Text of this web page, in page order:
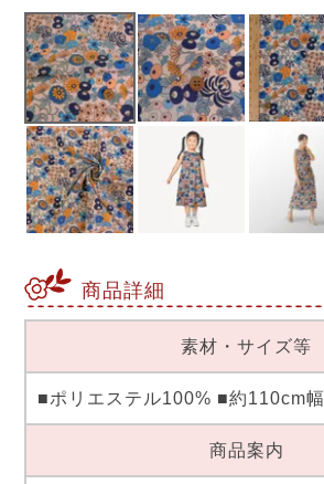
商品詳細
素材・サイズ等
■ポリエステル100% ■約110cm幅
商品案内